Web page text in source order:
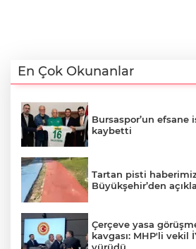
En Çok Okunanlar
Bursaspor’un efsane
kaybetti
Tartan pisti haberimiz
Büyükşehir’den
Çerçeve yasa
kavgası: MHP'li vekil
yürüdü